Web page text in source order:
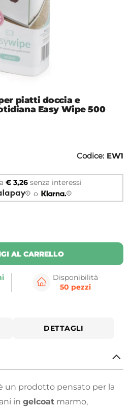
piatti doccia e
Easy Wipe 500
Codice: EW1
€ 3,26 senza interessi
o
AL CARRELLO
Disponibilità
50 pezzi
DETTAGLI
un prodotto pensato per la
in gelcoat marmo,